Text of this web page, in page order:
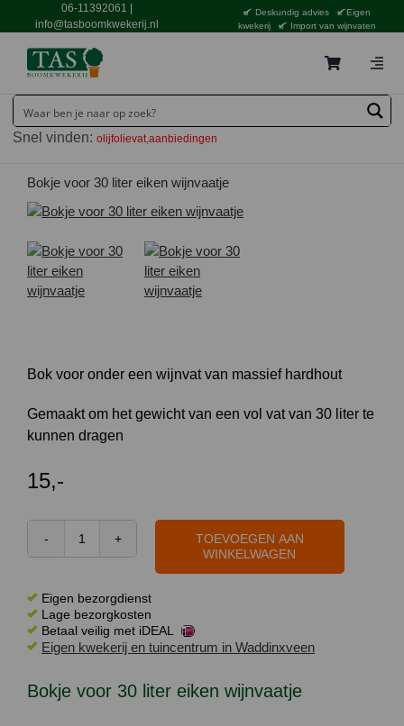
06-11392061
info@tasboomkwekerij.nl
Deskundig advies
Eigen
kwekerij
Import van wijnvaten
Contact en bestellen
Catalogus
Aanbiedingen
Bezorgen
Tuincentrum Waddinxveen
Snel vinden:olijfolievat aanbiedingen
Bokje voor 30 liter eiken wijnvaatje
Bokje voor 30 liter eiken wijnvaatje
Bok voor onder een wijnvat van massief hardhout
Gemaakt om het gewicht van een vol vat van 30 liter te
kunnen dragen
15,-
Bokje
liter
eiken
wijnvaatje
TOEVOEGEN AAN
WINKELWAGEN
Eigen bezorgdienst
Lage bezorgkosten
Betaal veilig met iDEAL
Eigen kwekerij en tuincentrum in Waddinxveen